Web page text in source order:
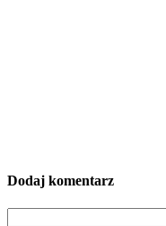
Dodaj komentarz